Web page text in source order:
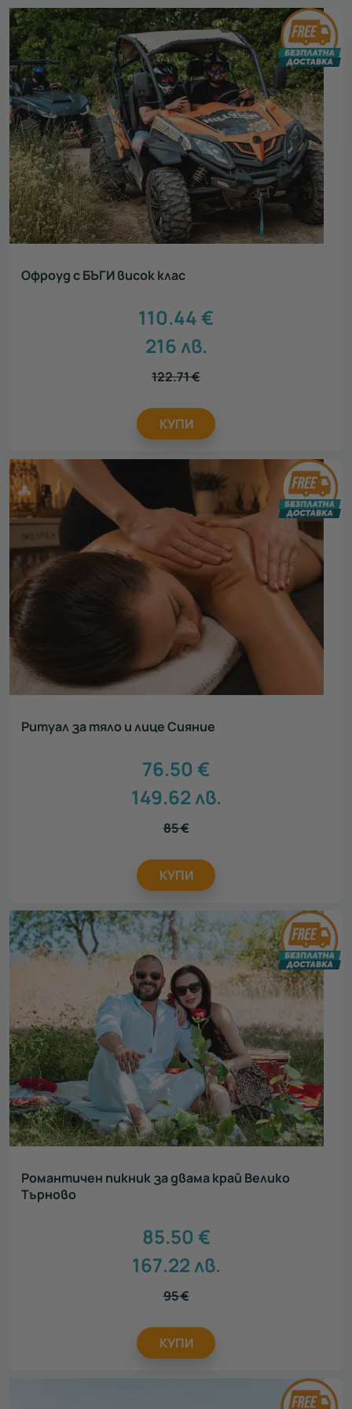
Офроуд с БЪГИ висок клас
110.44€
216лв.
122.71€
КУПИ
Ритуал за тяло и лице Сияние
76.50 €
149.62лв.
85€
КУПИ
Романтичен пикник за двама край Велико
Търново
85.50 €
167.22лв.
95€
КУПИ